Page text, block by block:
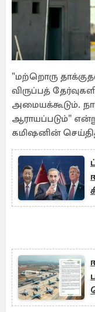
"மற்றொரு
விருப்பத்
அமையக்கூடும்.
ஆராயப்படும்"
கமிஷனின்